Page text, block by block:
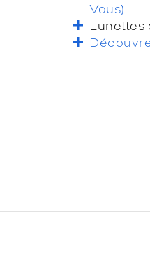
Vous)
Lunettes